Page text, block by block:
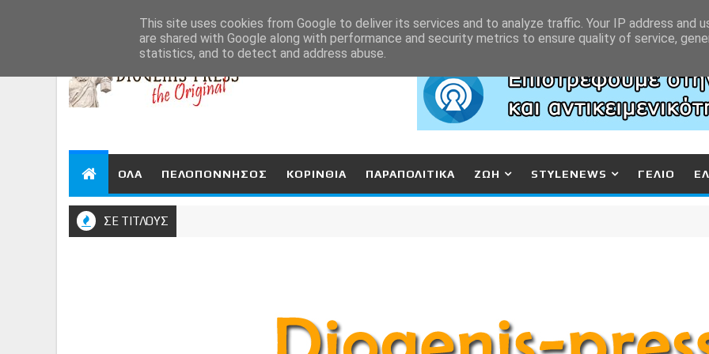
ΟΛΑ ΠΕΛΟΠΟΝΝΗΣΟΣ ΚΟΡΙΝΘΙΑ ΠΑΡΑΠΟΛΙΤΙΚΑ ΖΩΗ STYLENEWS ΓΕΛΙΟ
ΣΕ ΤΙΤΛΟΥΣ
This site uses cookies from Google to deliver its services and to analyze traffic. Your IP address and
are shared with Google along with performance and security metrics to ensure quality of service,
statistics, and to detect and address abuse.